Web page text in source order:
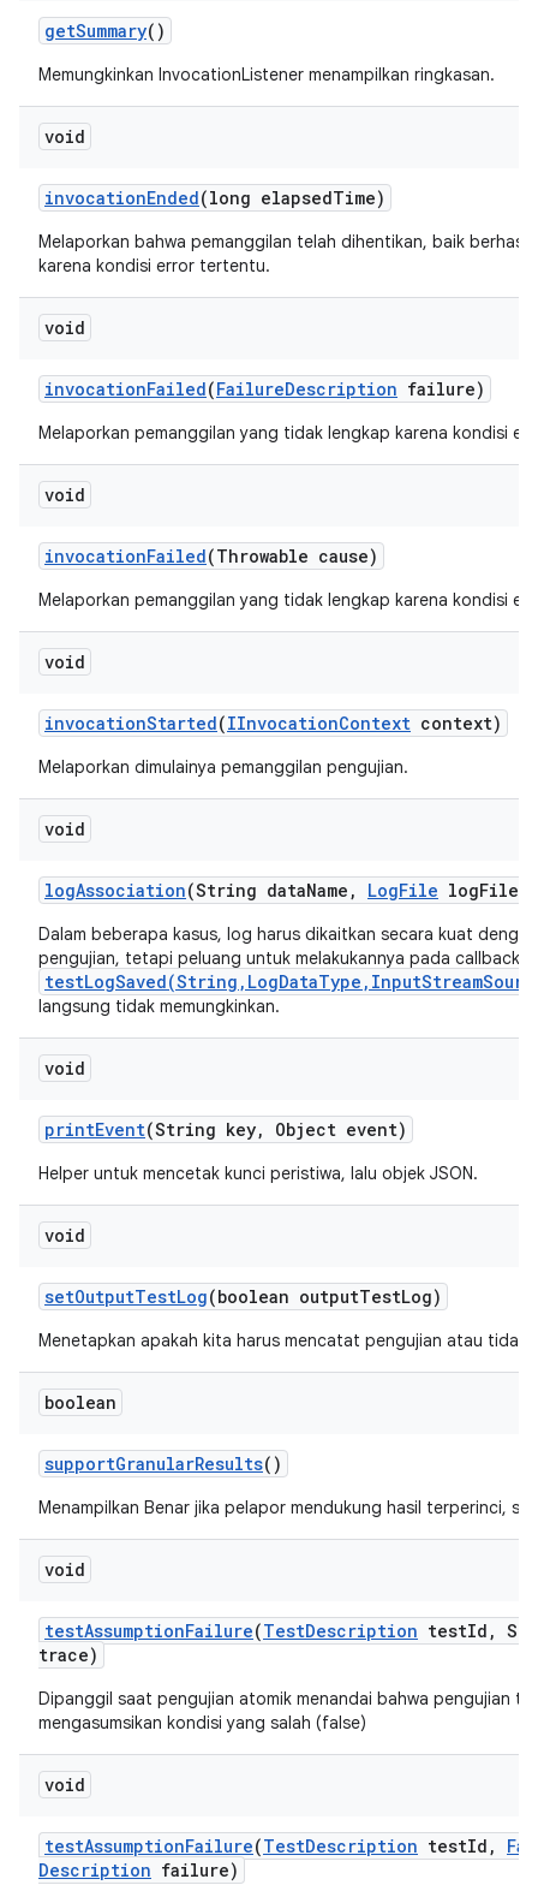
getSummary()
Memungkinkan InvocationListener menampilkan ringkasan.
void
invocationEnded(long elapsedTime)
Melaporkan bahwa pemanggilan telah dihentikan, baik berhasil
karena kondisi error tertentu.
void
invocationFailed(FailureDescription failure)
Melaporkan pemanggilan yang tidak lengkap karena kondisi
void
invocationFailed(Throwable cause)
Melaporkan pemanggilan yang tidak lengkap karena kondisi
void
invocationStarted(IInvocationContext context)
Melaporkan dimulainya pemanggilan pengujian.
void
logAssociation(String dataName , LogFile logFile)
Dalam beberapa kasus, log harus dikaitkan secara kuat
pengujian, tetapi peluang untuk melakukannya pada callback
langsung tidak memungkinkan.
void
printEvent(String key, Object event)
Helper untuk mencetak kunci peristiwa, lalu objek JSON.
void
setOutputTestLog(boolean outputTestLog)
Menetapkan apakah kita harus mencatat pengujian atau tidak.
boolean
supportGranularResults()
Menampilkan Benar jika pelapor mendukung hasil terperinci,
void
testAssumptionFailure(TestDescription testId ,
trace)
Dipanggil saat pengujian atomik menandai bahwa pengujian
mengasumsikan kondisi yang salah (false)
void
testAssumptionFailure(TestDescription testId ,
Description failure)